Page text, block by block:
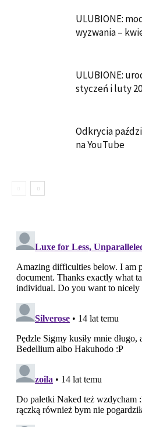
ULUBIONE:
wyzwania –
ULUBIONE:
styczeń i luty
Odkrycia
na YouTube